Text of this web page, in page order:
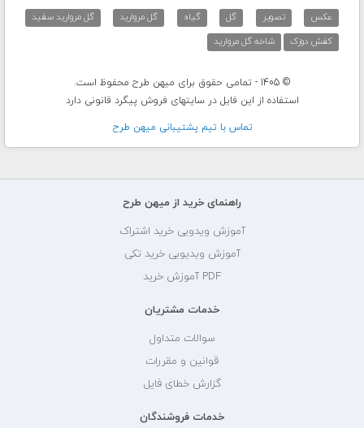
عکس تصویر گل گیاه گل مروارید
گل مروارید سفید
کفش دوزک
شاخه گل مروارید
© 1405 - تمامی حقوق برای میهن طرح محفوظ است.
استفاده از این فایل در سایتهای فروش پیگرد قانونی دارد
تماس با تيم پشتيبانی ميهن طرح
راهنمای خرید از میهن طرح
آموزش ویدویی خرید اشتراک
آموزش ویدیویی خرید تکی
PDF آموزش خرید
خدمات مشتریان
سوالات متداول
قوانین و مقررات
گزارش خطای فایل
خدمات فروشندگان